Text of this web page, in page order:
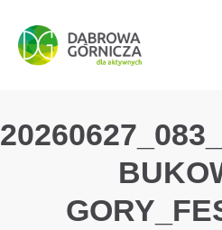
PRZEJDŹ DO MENU
PRZEJDŹ DO
PRZEJDŹ DO TREŚCI